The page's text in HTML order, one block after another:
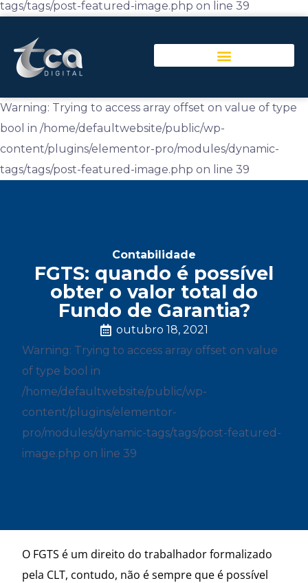
tags/tags/post-featured-image.php on line 39
Warning: Trying to access array offset on value of type
bool in /home/defaultwebsite/public/wp-
content/plugins/elementor-pro/modules/dynamic-
tags/tags/post-featured-image.php on line 39
Contabilidade
FGTS: quando é possível
obter o valor total do
Fundo de Garantia?
outubro 18, 2021
Warning: Trying to access array offset on value
of type bool in
/home/defaultwebsite/public/wp-
content/plugins/elementor-
pro/modules/dynamic-tags/tags/post-featured-
image.php on line 39
O FGTS é um direito do trabalhador formalizado
pela CLT, contudo, não é sempre que é possível